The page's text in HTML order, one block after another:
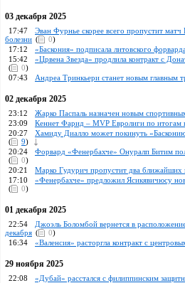
03 декабря 2025
17:47
Эван Фурнье скорее всего пропустит
болезни ( 0)
17:12
«Баскония» подписала литовского
15:42
«Црвена Звезда» продлила контракт с
(
0)
07:43
Андреа Тринкьери станет новым главным
02 декабря 2025
23:12 Жарко Паспаль назначен новым
23:09
Кеннет Фарид – MVP Евролиги по итогам
20:27
Хамиду Диалло может покинуть
(
9)
20:24
Форвард «Фенербахче» Онуралп Битим
(
0)
20:21
Марко Гудурич пропустит два ближайших
17:10
«Фенербахче» предложил Ясикявичюсу
(
0)
01 декабря 2025
22:54
Джоэль Боломбой вернется в
декабря ( 0)
16:34
«Валенсия» расторгла контракт с
29 ноября 2025
22:08 «Дубай» расстался с филиппинским